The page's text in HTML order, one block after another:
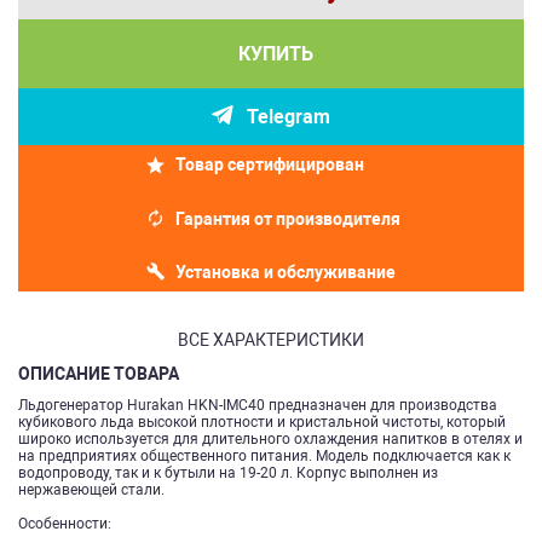
КУПИТЬ
Telegram
Товар сертифицирован
Гарантия от производителя
Установка и обслуживание
ВСЕ ХАРАКТЕРИСТИКИ
ОПИСАНИЕ ТОВАРА
Льдогенератор Hurakan HKN-IMC40 предназначен для производства
кубикового льда высокой плотности и кристальной чистоты, который
широко используется для длительного охлаждения напитков в отелях и
на предприятиях общественного питания. Модель подключается как к
водопроводу, так и к бутыли на 19-20 л. Корпус выполнен из
нержавеющей стали.
Особенности: